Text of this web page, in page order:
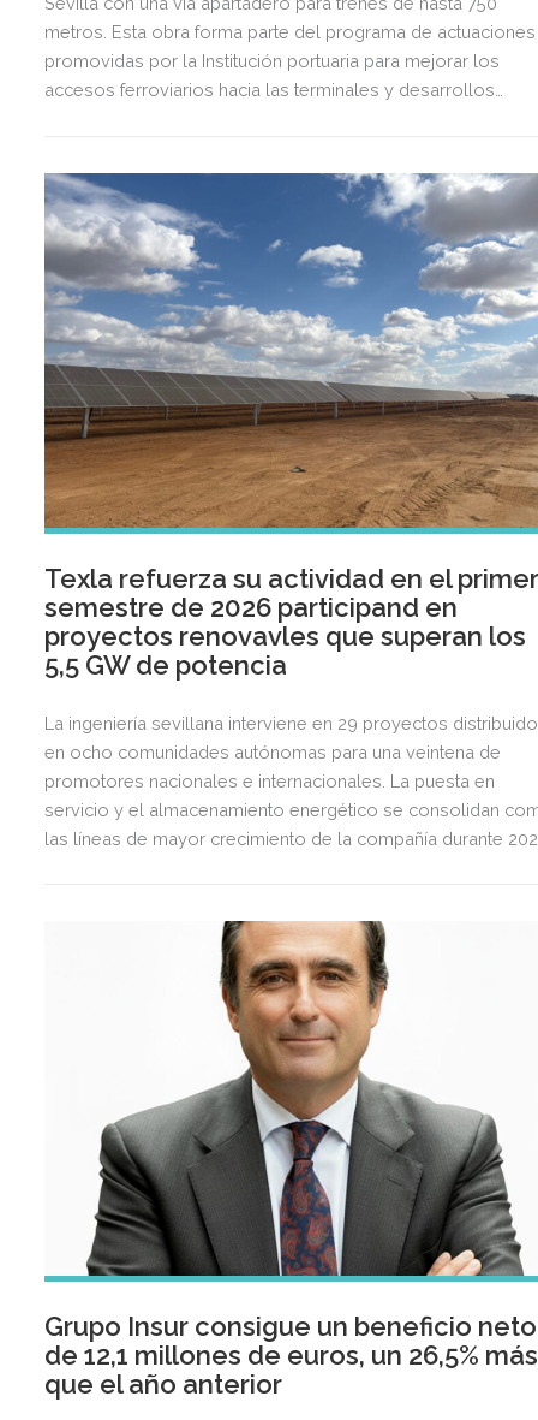
metros. Esta obra forma parte del programa de actuaciones
promovidas por la Institución portuaria para mejorar los
accesos ferroviarios hacia las terminales y desarrollos
Texla refuerza su actividad en el
semestre de 2026 participand en
proyectos renovavles que superan los
5,5 GW de potencia
La ingeniería sevillana interviene en 29 proyectos
en ocho comunidades autónomas para una veintena de
promotores nacionales e internacionales. La puesta en
servicio y el almacenamiento energético se consolidan
las líneas de mayor crecimiento de la compañía durante
Grupo Insur consigue un beneficio neto
de 12,1 millones de euros, un 26,5% más
que el año anterior